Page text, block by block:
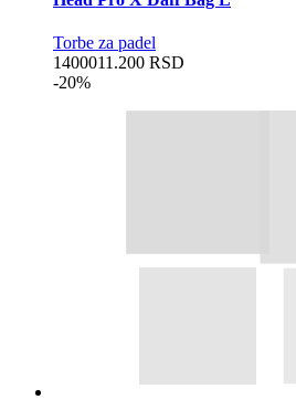
Torbe za padel
1400011.200 RSD
-20%